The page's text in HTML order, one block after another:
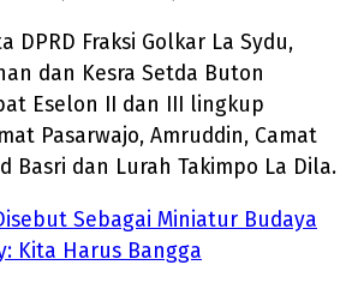
DPRD Fraksi Golkar La Sydu,
dan Kesra Setda Buton
Eselon II dan III lingkup
Pasarwajo, Amruddin, Camat
Basri dan Lurah Takimpo La Dila.
Sebagai Miniatur Budaya
Kita Harus Bangga